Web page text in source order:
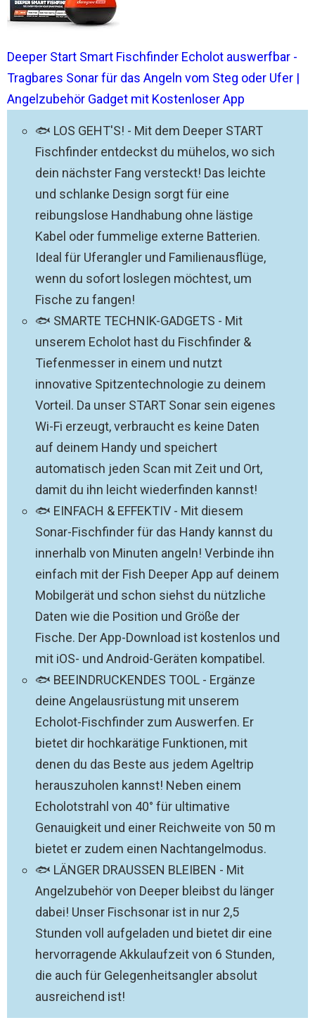
Deeper Start Smart Fischfinder Echolot auswerfbar -
Tragbares Sonar für das Angeln vom Steg oder Ufer |
Angelzubehör Gadget mit Kostenloser App
🐟 LOS GEHT'S! - Mit dem Deeper START
Fischfinder entdeckst du mühelos, wo sich
dein nächster Fang versteckt! Das leichte
und schlanke Design sorgt für eine
reibungslose Handhabung ohne lästige
Kabel oder fummelige externe Batterien.
Ideal für Uferangler und Familienausflüge,
wenn du sofort loslegen möchtest, um
Fische zu fangen!
🐟 SMARTE TECHNIK-GADGETS - Mit
unserem Echolot hast du Fischfinder &
Tiefenmesser in einem und nutzt
innovative Spitzentechnologie zu deinem
Vorteil. Da unser START Sonar sein eigenes
Wi-Fi erzeugt, verbraucht es keine Daten
auf deinem Handy und speichert
automatisch jeden Scan mit Zeit und Ort,
damit du ihn leicht wiederfinden kannst!
🐟 EINFACH & EFFEKTIV - Mit diesem
Sonar-Fischfinder für das Handy kannst du
innerhalb von Minuten angeln! Verbinde ihn
einfach mit der Fish Deeper App auf deinem
Mobilgerät und schon siehst du nützliche
Daten wie die Position und Größe der
Fische. Der App-Download ist kostenlos und
mit iOS- und Android-Geräten kompatibel.
🐟 BEEINDRUCKENDES TOOL - Ergänze
deine Angelausrüstung mit unserem
Echolot-Fischfinder zum Auswerfen. Er
bietet dir hochkarätige Funktionen, mit
denen du das Beste aus jedem Ageltrip
herauszuholen kannst! Neben einem
Echolotstrahl von 40° für ultimative
Genauigkeit und einer Reichweite von 50 m
bietet er zudem einen Nachtangelmodus.
🐟 LÄNGER DRAUSSEN BLEIBEN - Mit
Angelzubehör von Deeper bleibst du länger
dabei! Unser Fischsonar ist in nur 2,5
Stunden voll aufgeladen und bietet dir eine
hervorragende Akkulaufzeit von 6 Stunden,
die auch für Gelegenheitsangler absolut
ausreichend ist!